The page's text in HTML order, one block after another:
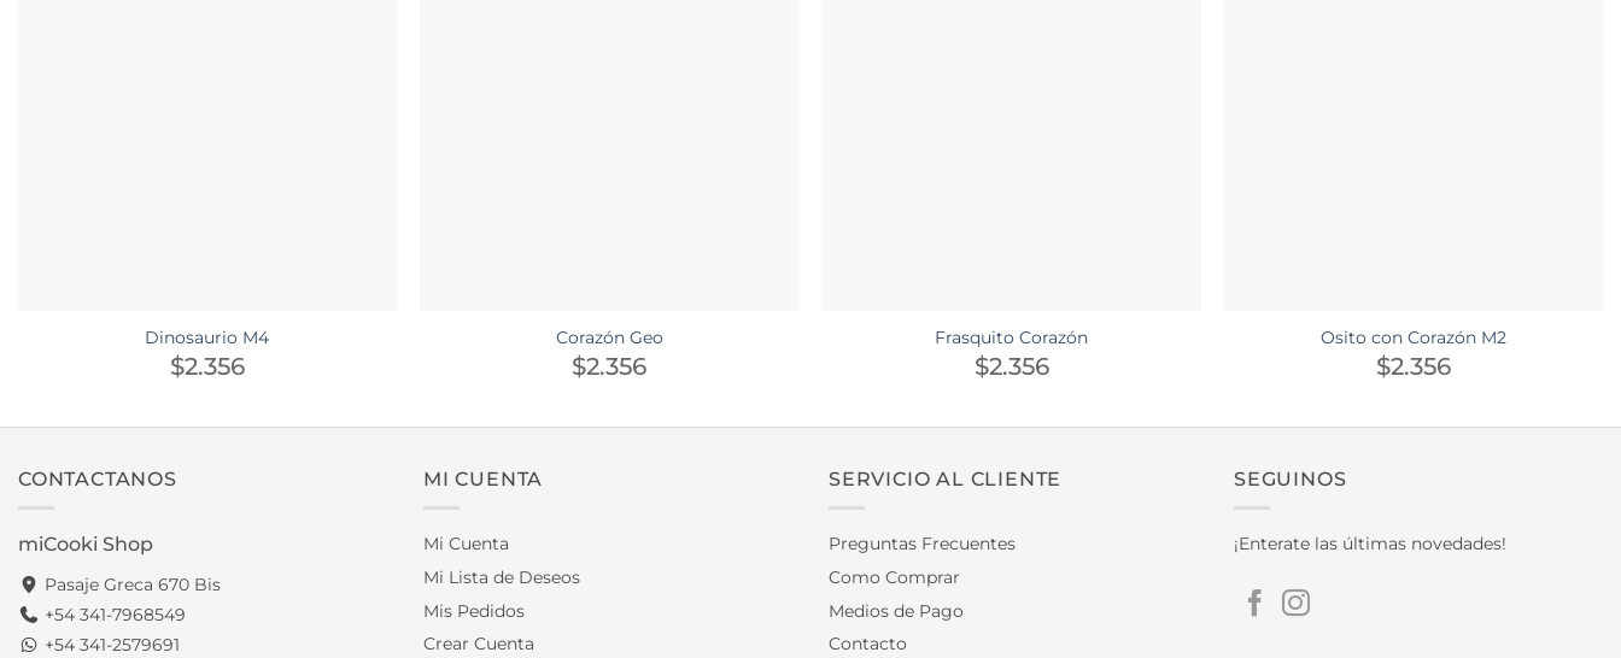
Dinosaurio M4
$2.356
Corazón Geo
$2.356
Frasquito Corazón
$2.356
Osito con Corazón M2
$2.356
CONTACTANOS
miCooki Shop
Pasaje Greca 670 Bis
+54 341-7968549
+54 341-2579691
MI CUENTA
Mi Cuenta
Mi Lista de Deseos
Mis Pedidos
Crear Cuenta
SERVICIO AL CLIENTE
Preguntas Frecuentes
Como Comprar
Medios de Pago
Contacto
SEGUINOS
¡Enterate las últimas novedades!